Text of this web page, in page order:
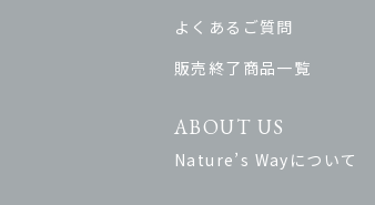
よくあるご質問
販売終了商品一覧
ABOUT US
Nature’s Wayについて